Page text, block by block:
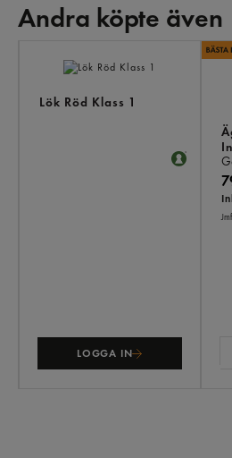
Andra köpte även
Lök Röd Klass 1
LOGGA IN